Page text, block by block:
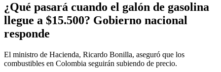
¿Qué pasará cuando el galón de gasolina
llegue a $15.500? Gobierno nacional
responde
El ministro de Hacienda, Ricardo Bonilla, aseguró que los
combustibles en Colombia seguirán subiendo de precio.